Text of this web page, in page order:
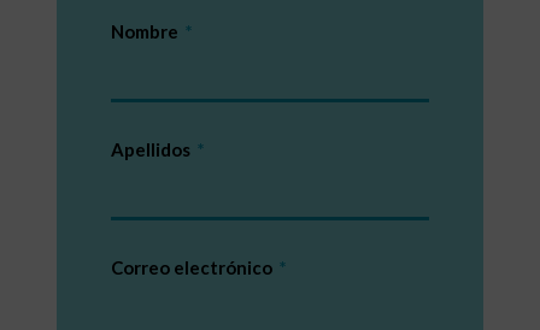
Nombre
Apellidos
Correo electrónico